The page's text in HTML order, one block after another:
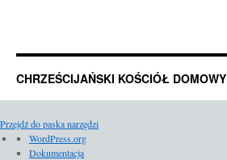
CHRZEŚCIJAŃSKI KOŚCIÓŁ DOMOWY
Przejdź do paska narzędzi
O
WordPressie
WordPress.org
Dokumentacja